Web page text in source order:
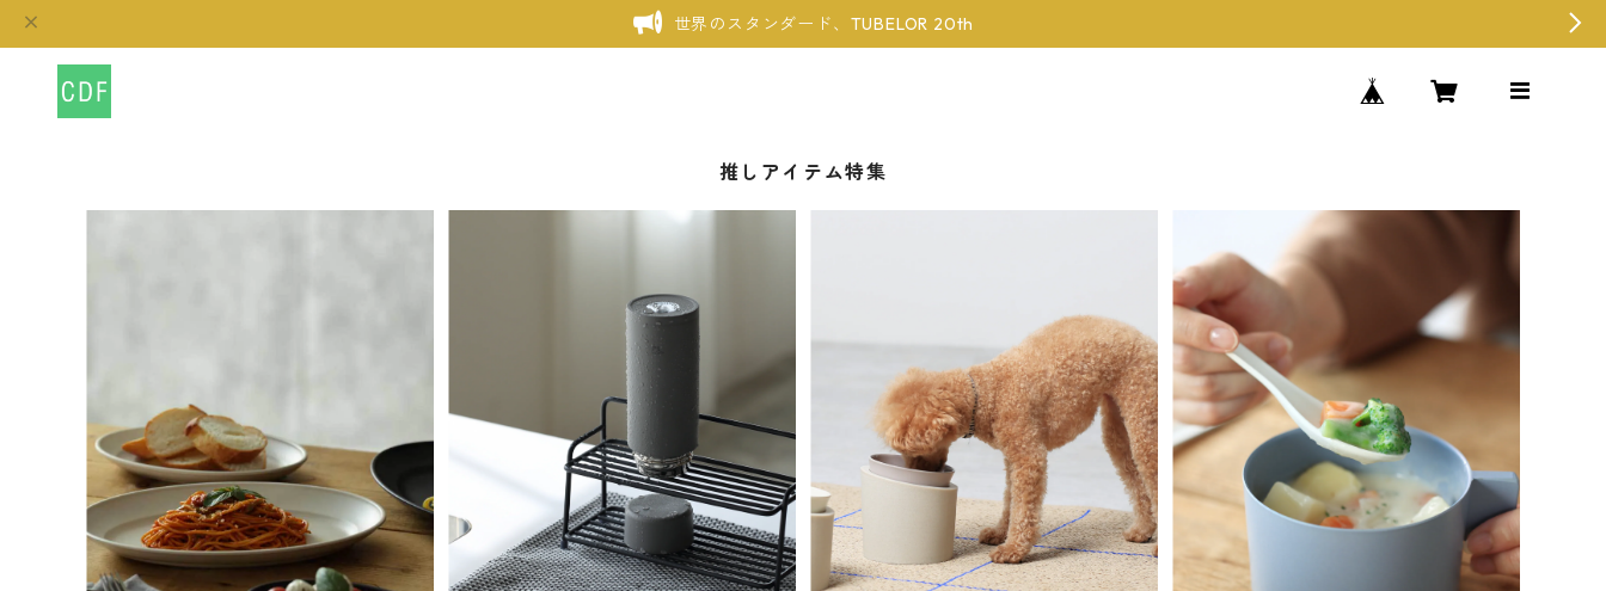
世界のスタンダード、TUBELOR 20th
推しアイテム特集